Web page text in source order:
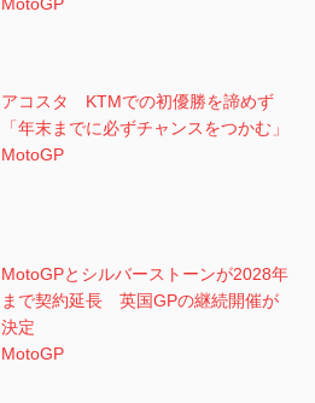
アコスタ KTMでの初優勝を諦めず
「年末までに必ずチャンスをつかむ」
MotoGP
MotoGPとシルバーストーンが2028年
まで契約延長 英国GPの継続開催が
決定
MotoGP